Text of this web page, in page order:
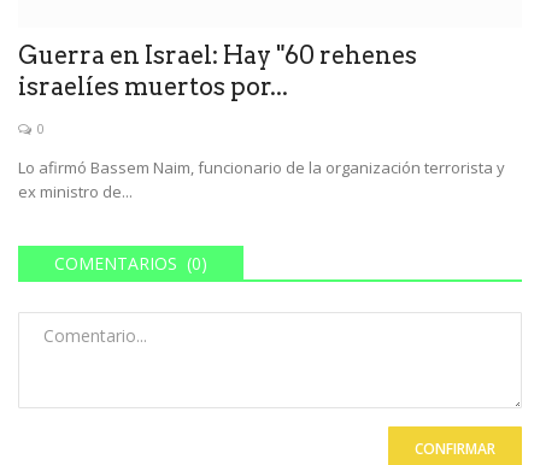
Guerra en Israel: Hay "60 rehenes
israelíes muertos por...
0
Lo afirmó Bassem Naim, funcionario de la organización terrorista y
ex ministro de...
COMENTARIOS (0)
CONFIRMAR